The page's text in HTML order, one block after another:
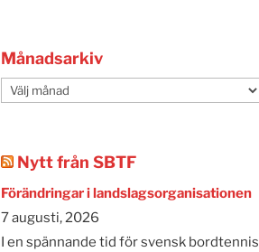
Månadsarkiv
Månadsarkiv
Nytt från SBTF
Förändringar i landslagsorganisationen
7 augusti, 2026
I en spännande tid för svensk bordtennis